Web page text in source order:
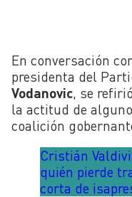
En conversación
presidenta del
Vodanovic, se
la actitud de
coalición
Cristián
quién pierde
corta de